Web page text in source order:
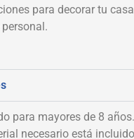
para decorar tu
para mayores de 8 años.
necesario está